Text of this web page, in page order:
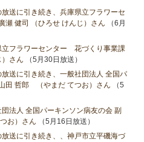
送に引き続き、兵庫県立フラワーセ
健司 （ひろせ けんじ）さん （6月
立フラワーセンター 花づくり事業課
さん （5月30日放送）
送に引き続き、一般社団法人 全国パ
田 哲郎 （やまだ てつお）さん （5
法人 全国パーキンソン病友の会 副
お）さん （5月16日放送）
送に引き続き、、神戸市立平磯海づ